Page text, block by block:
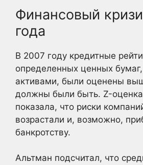
Финансовый
года
В 2007 году кредитные
определенных ценных
активами, были оценены
должны были быть. Z-
показала, что риски
возрастали и, возможно,
банкротству.
Альтман подсчитал, что